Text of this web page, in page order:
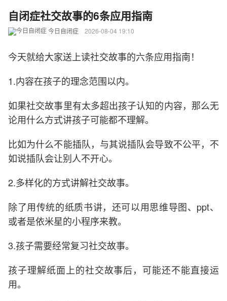
自闭症社交故事的6条应用指南
今日自闭症 2026-08-04 19:10
今天就给大家送上读社交故事的六条应用指南！
1.内容在孩子的理念范围以内。
如果社交故事里有太多超出孩子认知的内容，那么无
论用什么方式讲孩子可能都不理解。
比如为什么不能插队，与其说插队会导致不公平，不
如说插队会让别人不开心。
2.多样化的方式讲解社交故事。
除了用传统的纸质书讲，还可以用思维导图、ppt、
或者是依米星的小程序来教。
3.孩子需要经常复习社交故事。
孩子理解纸面上的社交故事后，可能还不能直接运
用。